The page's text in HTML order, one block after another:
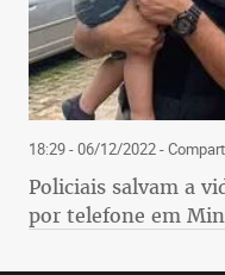
18:29 - 06/12/2022-
Policiais salvam a
por telefone em